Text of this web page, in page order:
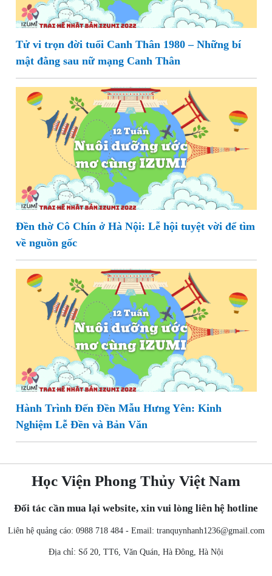
Tử vi trọn đời tuổi Canh Thân 1980 – Những bí
mật đằng sau nữ mạng Canh Thân
Đền thờ Cô Chín ở Hà Nội: Lễ hội tuyệt vời để tìm
về nguồn gốc
Hành Trình Đến Đền Mẫu Hưng Yên: Kinh
Nghiệm Lễ Đền và Bản Văn
Học Viện Phong Thủy Việt Nam
Đối tác cần mua lại website, xin vui lòng liên hệ hotline
Liên hệ quảng cáo: 0988 718 484 - Email: tranquynhanh1236@gmail.com
Địa chỉ: Số 20, TT6, Văn Quán, Hà Đông, Hà Nội